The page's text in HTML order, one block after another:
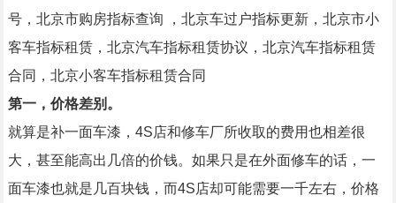
号，北京市购房指标查询
，北京车过户指标更新，北京市小
客车指标租赁，北京汽车指标租赁协议，北京汽车指标租赁
合同，北京小客车指标租赁合同
第一，价格差别。
就算是补一面车漆，4S店和修车厂所收取的费用也相差很
大，甚至能高出几倍的价钱。如果只是在外面修车的话，一
面车漆也就是几百块钱，而4S店却可能需要一千左右，价格